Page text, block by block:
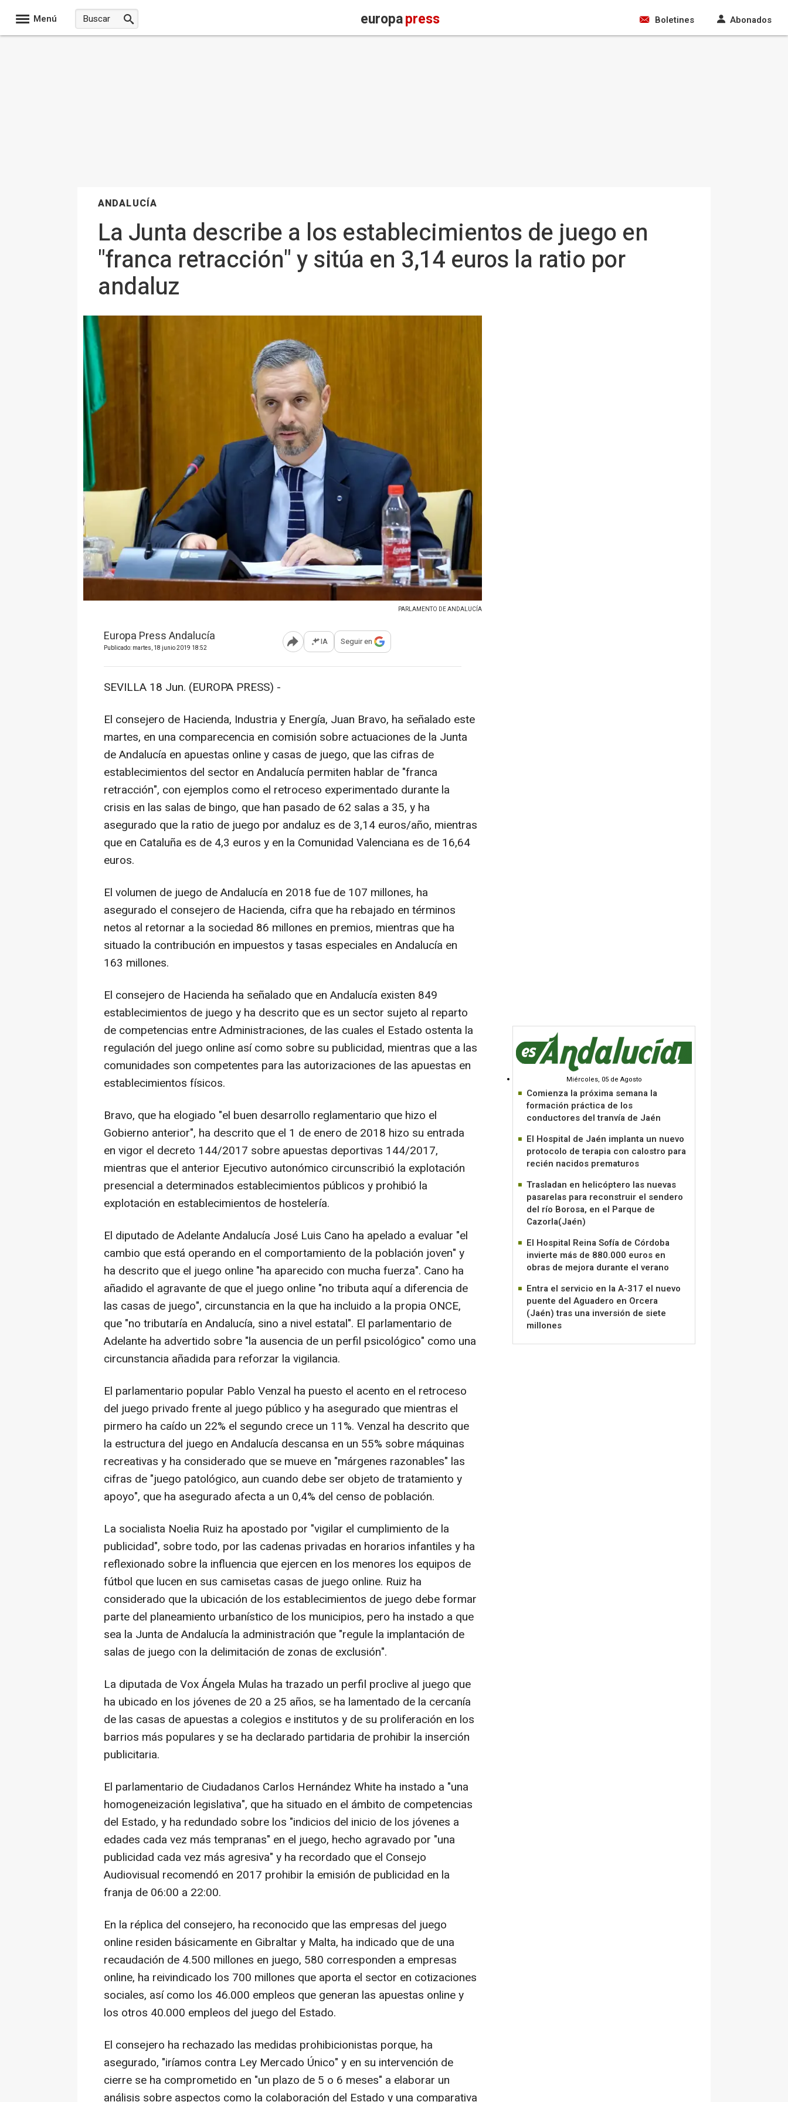
Menú europapress Boletines Abonados
ANDALUCÍA
La Junta describe a los establecimientos de juego en
"franca retracción" y sitúa en 3,14 euros la ratio por
andaluz
PARLAMENTO DE ANDALUCÍA
Europa Press Andalucía
Publicado: martes, 18 junio 2019 18:52 Abrir opciones para compartir
IA Seguir en
SEVILLA 18 Jun. (EUROPA PRESS) -
El consejero de Hacienda, Industria y Energía, Juan Bravo, ha señalado este
martes, en una comparecencia en comisión sobre actuaciones de la Junta
de Andalucía en apuestas online y casas de juego, que las cifras de
establecimientos del sector en Andalucía permiten hablar de "franca
retracción", con ejemplos como el retroceso experimentado durante la
crisis en las salas de bingo, que han pasado de 62 salas a 35, y ha
asegurado que la ratio de juego por andaluz es de 3,14 euros/año, mientras
que en Cataluña es de 4,3 euros y en la Comunidad Valenciana es de 16,64
euros.
El volumen de juego de Andalucía en 2018 fue de 107 millones, ha
asegurado el consejero de Hacienda, cifra que ha rebajado en términos
netos al retornar a la sociedad 86 millones en premios, mientras que ha
situado la contribución en impuestos y tasas especiales en Andalucía en
163 millones.
El consejero de Hacienda ha señalado que en Andalucía existen 849
establecimientos de juego y ha descrito que es un sector sujeto al reparto
de competencias entre Administraciones, de las cuales el Estado ostenta la
regulación del juego online así como sobre su publicidad, mientras que a las
comunidades son competentes para las autorizaciones de las apuestas en
establecimientos físicos.
Bravo, que ha elogiado "el buen desarrollo reglamentario que hizo el
Gobierno anterior", ha descrito que el 1 de enero de 2018 hizo su entrada
en vigor el decreto 144/2017 sobre apuestas deportivas 144/2017,
mientras que el anterior Ejecutivo autonómico circunscribió la explotación
presencial a determinados establecimientos públicos y prohibió la
explotación en establecimientos de hostelería.
El diputado de Adelante Andalucía José Luis Cano ha apelado a evaluar "el
cambio que está operando en el comportamiento de la población joven" y
ha descrito que el juego online "ha aparecido con mucha fuerza". Cano ha
añadido el agravante de que el juego online "no tributa aquí a diferencia de
las casas de juego", circunstancia en la que ha incluido a la propia ONCE,
que "no tributaría en Andalucía, sino a nivel estatal". El parlamentario de
Adelante ha advertido sobre "la ausencia de un perfil psicológico" como una
circunstancia añadida para reforzar la vigilancia.
El parlamentario popular Pablo Venzal ha puesto el acento en el retroceso
del juego privado frente al juego público y ha asegurado que mientras el
pirmero ha caído un 22% el segundo crece un 11%. Venzal ha descrito que
la estructura del juego en Andalucía descansa en un 55% sobre máquinas
recreativas y ha considerado que se mueve en "márgenes razonables" las
cifras de "juego patológico, aun cuando debe ser objeto de tratamiento y
apoyo", que ha asegurado afecta a un 0,4% del censo de población.
La socialista Noelia Ruiz ha apostado por "vigilar el cumplimiento de la
publicidad", sobre todo, por las cadenas privadas en horarios infantiles y ha
reflexionado sobre la influencia que ejercen en los menores los equipos de
fútbol que lucen en sus camisetas casas de juego online. Ruiz ha
considerado que la ubicación de los establecimientos de juego debe formar
parte del planeamiento urbanístico de los municipios, pero ha instado a que
sea la Junta de Andalucía la administración que "regule la implantación de
salas de juego con la delimitación de zonas de exclusión".
La diputada de Vox Ángela Mulas ha trazado un perfil proclive al juego que
ha ubicado en los jóvenes de 20 a 25 años, se ha lamentado de la cercanía
de las casas de apuestas a colegios e institutos y de su proliferación en los
barrios más populares y se ha declarado partidaria de prohibir la inserción
publicitaria.
El parlamentario de Ciudadanos Carlos Hernández White ha instado a "una
homogeneización legislativa", que ha situado en el ámbito de competencias
del Estado, y ha redundado sobre los "indicios del inicio de los jóvenes a
edades cada vez más tempranas" en el juego, hecho agravado por "una
publicidad cada vez más agresiva" y ha recordado que el Consejo
Audiovisual recomendó en 2017 prohibir la emisión de publicidad en la
franja de 06:00 a 22:00.
En la réplica del consejero, ha reconocido que las empresas del juego
online residen básicamente en Gibraltar y Malta, ha indicado que de una
recaudación de 4.500 millones en juego, 580 corresponden a empresas
online, ha reivindicado los 700 millones que aporta el sector en cotizaciones
sociales, así como los 46.000 empleos que generan las apuestas online y
los otros 40.000 empleos del juego del Estado.
El consejero ha rechazado las medidas prohibicionistas porque, ha
asegurado, "iríamos contra Ley Mercado Único" y en su intervención de
cierre se ha comprometido en "un plazo de 5 o 6 meses" a elaborar un
análisis sobre aspectos como la colaboración del Estado y una comparativa
Miércoles, 05 de Agosto
Comienza la próxima semana la
formación práctica de los
conductores del tranvía de Jaén
El Hospital de Jaén implanta un nuevo
protocolo de terapia con calostro para
recién nacidos prematuros
Trasladan en helicóptero las nuevas
pasarelas para reconstruir el sendero
del río Borosa, en el Parque de
Cazorla(Jaén)
El Hospital Reina Sofía de Córdoba
invierte más de 880.000 euros en
obras de mejora durante el verano
Entra el servicio en la A-317 el nuevo
puente del Aguadero en Orcera
(Jaén) tras una inversión de siete
millones